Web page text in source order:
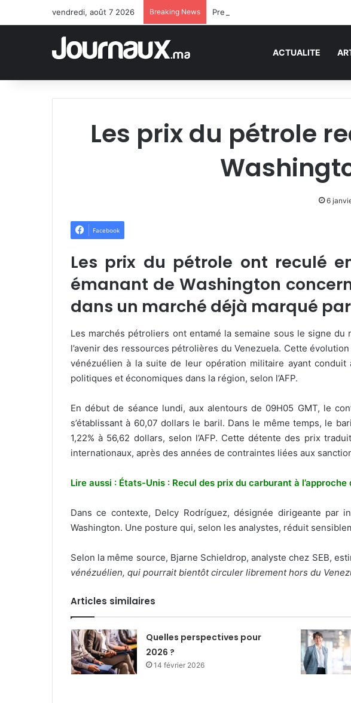
vendredi, août 7 2026 Breaking News Premier Arabe Musulman à réserver
ACTUALITE
Les prix du pétrole
6
Facebook
Les prix du pétrole ont reculé
émanant de Washington
dans un marché déjà marqué par
Les marchés pétroliers ont entamé la semaine sous le signe
l’avenir des ressources pétrolières du Venezuela. Cette
vénézuélien à la suite de leur opération militaire ayant
politiques et économiques dans la région, selon l’AFP.
En début de séance lundi, aux alentours de 09H05 GMT, le
s’établissant à 60,07 dollars le baril. Dans le même temps, le
1,22% à 56,62 dollars, selon l’AFP. Cette détente des prix
internationaux, après des années de contraintes liées aux
Lire aussi : États-Unis : Recul des prix du carburant à l’approche
Dans ce contexte, Delcy Rodríguez, désignée dirigeante par
Washington. Une posture qui, selon les analystes, réduit
Selon la même source, Bjarne Schieldrop, analyste chez SEB,
vénézuélien, qui pourrait bientôt circuler librement hors du
Articles similaires
Quelles perspectives pour
2026 ?
14 février 2026